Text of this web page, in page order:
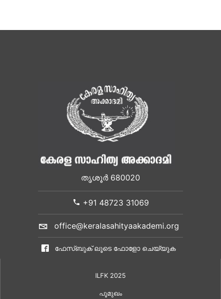
തൃശൂർ 680020
+91 48723 31069
office@keralasahityaakademi.org
ഫേസ്ബുക് ലൂടെ ഫോളോ ചെയ്യുക
ILFK 2025
പൂമുഖം